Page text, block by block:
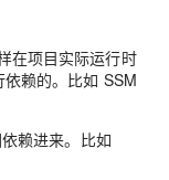
在项目实际运行时
赖的。比如 SSM
赖进来。比如